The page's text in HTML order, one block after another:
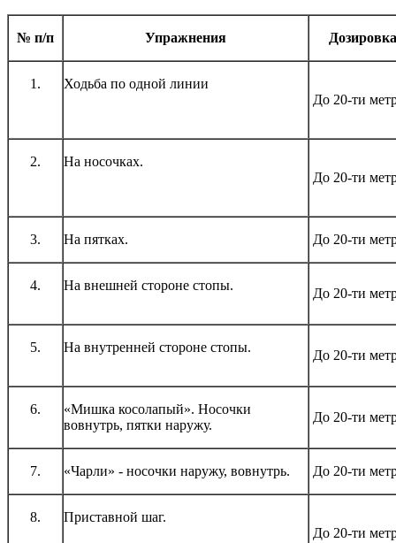
№ п/п Упражнения Дозировка
1.
Ходьба по одной линии
До 20-ти
2.
На носочках.
До 20-ти
3. На пятках. До 20-ти
4. На внешней стороне стопы.
До 20-ти
5. На внутренней стороне стопы.
До 20-ти
6.
«Мишка косолапый». Носочки
вовнутрь, пятки наружу.
До 20-ти
7. «Чарли» - носочки наружу, вовнутрь. До 20-ти
8.
Приставной шаг.
До 20-ти